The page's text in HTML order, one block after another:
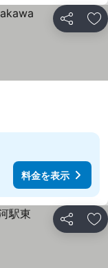
シェア お
料金を表示
シェア お